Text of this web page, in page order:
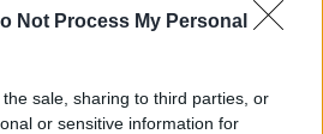
Not Process My Personal
sale, sharing to third parties, or
or sensitive information for
a Digitális Pedagógus Díjat